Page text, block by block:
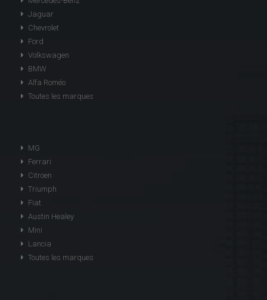
Jaguar
Chevrolet
Ford
Volkswagen
BMW
Alfa Roméo
Toutes les marques
MG
Ferrari
Citroen
Triumph
Fiat
Austin Healey
Mini
Lancia
Toutes les marques